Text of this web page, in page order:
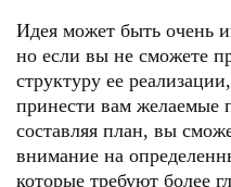
Идея может быть очень
но если вы не сможете
структуру ее
принести вам желаемые
составляя план, вы
внимание на
которые требуют более